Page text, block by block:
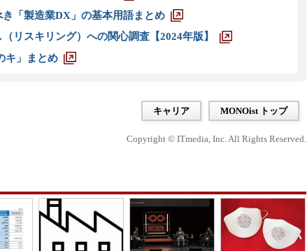
「製造業DX」の基本用語まとめ
リスキリング）への関心調査【2024年版】
キ」まとめ
キャリア MONOist トップ
Copyright © ITmedia, Inc. All Rights Reserved.